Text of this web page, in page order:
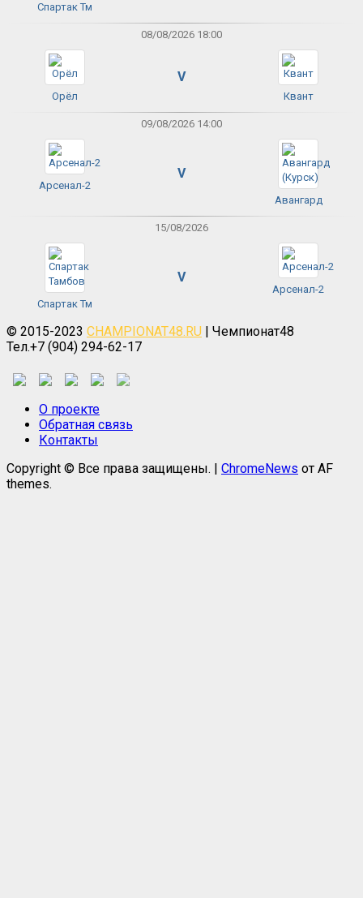
Спартак Тм
08/08/2026 18:00
Орёл
V
Квант
09/08/2026 14:00
Арсенал-2
V
Авангард
15/08/2026
Спартак Тм
V
Арсенал-2
© 2015-2023 CHAMPIONAT48.RU | Чемпионат48
Тел.+7 (904) 294-62-17
О проекте
Обратная связь
Контакты
Copyright © Все права защищены.
ChromeNews от AF
themes.